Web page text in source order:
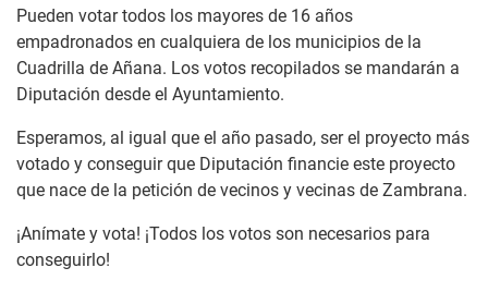
Pueden votar todos los mayores de 16 años
empadronados en cualquiera de los municipios de la
Cuadrilla de Añana. Los votos recopilados se mandarán a
Diputación desde el Ayuntamiento.
Esperamos, al igual que el año pasado, ser el proyecto más
votado y conseguir que Diputación financie este proyecto
que nace de la petición de vecinos y vecinas de Zambrana.
¡Anímate y vota! ¡Todos los votos son necesarios para
conseguirlo!